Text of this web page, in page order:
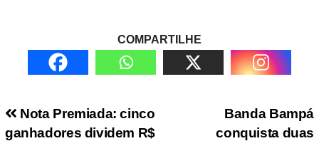
COMPARTILHE
Navegação de Post
Banda Bampá
conquista duas
Nota Premiada: cinco
ganhadores dividem R$